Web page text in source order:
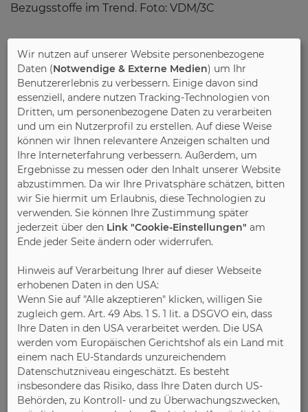
Bezugsstoffe im Trend. Foto: VDM/3C
Bild 2:
Das Thema Nachhaltigkeit gewinnt auch bei
Polstermöbeln an Bedeutung – ein Beispiel sind
Bezugsstoffe aus recycelten PET-Flaschen. Ihre
angenehme Haptik erinnert an Leinen oder Wolle.
Foto: VDM/Brühl
Bild 3:
Beliebte Relax-Funktion: Per Knopfdruck lassen
Liegeposition bringen. Foto: VDM/Himolla
Bild 4:
Einheitlicher Look im Ess- und Wohnbereich: Am
Esstisch erfreuen sich gepolsterte Sitzbänke und
Ess-Sessel großer Beliebtheit. Foto: VDM/Ponsel
Wir nutzen auf unserer Website personenbezogene
Daten (Notwendige & Externe Medien) um Ihr
Benutzererlebnis zu verbessern. Einige davon sind
essenziell, andere nutzen Tracking-Technologien von
Dritten, um personenbezogene Daten zu verarbeiten
und um ein Nutzerprofil zu erstellen. Auf diese Weise
können wir Ihnen relevantere Anzeigen schalten und
Ihre Interneterfahrung verbessern. Außerdem, um
Ergebnisse zu messen oder den Inhalt unserer Website
abzustimmen. Da wir Ihre Privatsphäre schätzen, bitten
wir Sie hiermit um Erlaubnis, diese Technologien zu
verwenden. Sie können Ihre Zustimmung später
jederzeit über den Link "Cookie-Einstellungen" am
Ende jeder Seite ändern oder widerrufen.
Hinweis auf Verarbeitung Ihrer auf dieser Webseite
erhobenen Daten in den USA:
Wenn Sie auf "Alle akzeptieren" klicken, willigen Sie
zugleich gem. Art. 49 Abs. 1 S. 1 lit. a DSGVO ein, dass
Ihre Daten in den USA verarbeitet werden. Die USA
werden vom Europäischen Gerichtshof als ein Land mit
einem nach EU-Standards unzureichendem
Datenschutzniveau eingeschätzt. Es besteht
insbesondere das Risiko, dass Ihre Daten durch US-
Behörden, zu Kontroll- und zu Überwachungszwecken,